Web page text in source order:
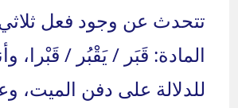
تتحدث عن وجود فعل
المادة: قَبَر / يَقْبُر / قَبْرا،
للدلالة على دفن الميت،